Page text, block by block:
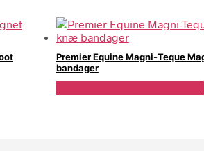
Premier Equine Magni-Teque
bandager